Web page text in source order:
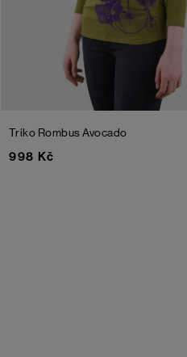
Triko RombusAvocado
998 Kč